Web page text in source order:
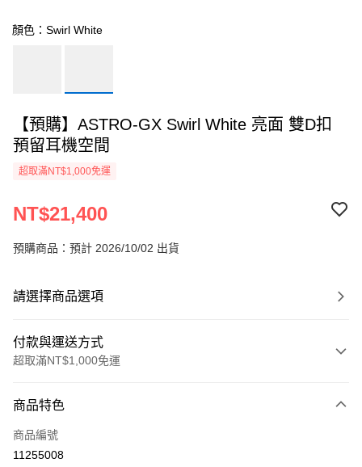
顏色：Swirl White
【預購】ASTRO-GX Swirl White 亮面 雙D扣
預留耳機空間
超取滿NT$1,000免運
NT$21,400
預購商品：預計 2026/10/02 出貨
請選擇商品選項
付款與運送方式
超取滿NT$1,000免運
信用卡一次付款
超商取貨付款
商品特色
商品編號
11255008